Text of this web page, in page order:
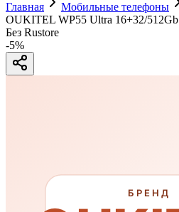
Главная Мобильные телефоны
OUKITEL WP55 Ultra 16+32/
Без Rustore
-5%